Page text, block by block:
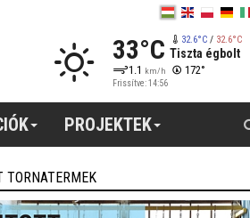
33°C 32.6°C/ 32.6°C
Tiszta égbolt
1.1 km/h 172°
Frissítve: 14:56
PROJEKTEK
TORNATERMEK